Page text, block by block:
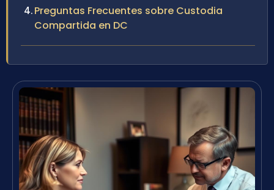
Preguntas Frecuentes sobre Custodia
Compartida en DC